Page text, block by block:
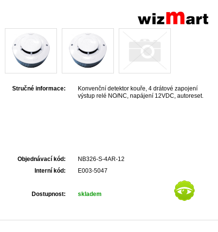
Stručné informace:
Konvenční detektor kouře, 4 drátové zapojení
výstup relé NO/NC, napájení 12VDC, autoreset.
Objednávací kód:
NB326-S-4AR-12
Interní kód:
E003-5047
Dostupnost: skladem